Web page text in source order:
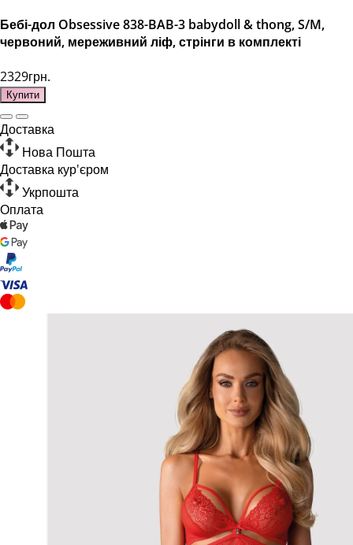
Бебі-дол Obsessive 838-BAB-3 babydoll & thong, S/M,
червоний, мереживний ліф, стрінги в комплекті
2329грн.
Купити
Доставка
Нова Пошта
Доставка кур'єром
Укрпошта
Оплата